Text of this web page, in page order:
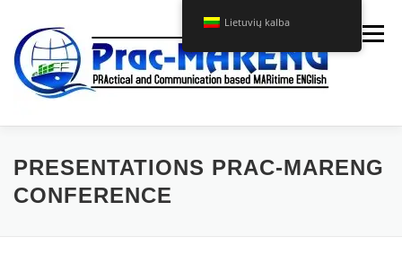
turinio
Meniu
APIE MUS PRAC-MARENG KURSAS
PRESENTATIONS PRAC-MARENG
CONFERENCE
Lietuvių kalba